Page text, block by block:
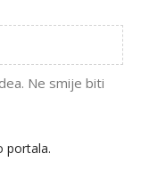
Ne smije biti
portala.